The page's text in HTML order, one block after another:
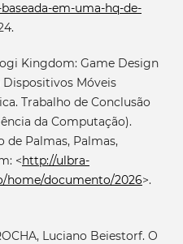
em-uma-hq-de-
Kingdom: Game Design
Móveis
Trabalho de Conclusão
da Computação).
Palmas, Palmas,
<http://ulbra-
home/documento/2026>.
Luciano Beiestorf. O